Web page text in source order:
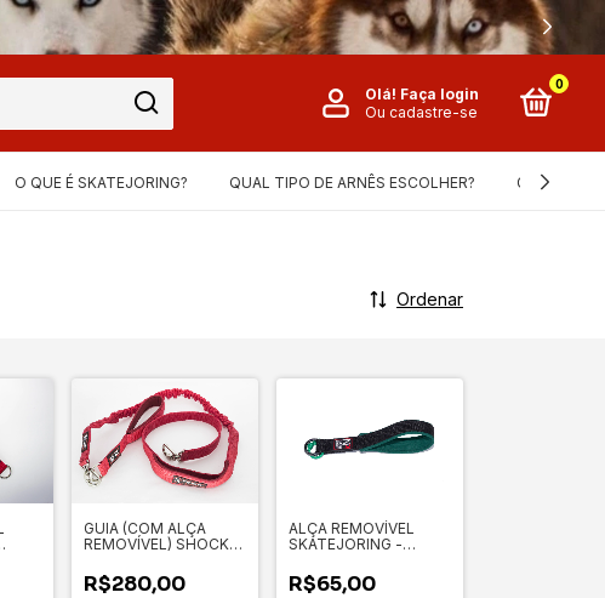
Olá! Faça login
Ou cadastre-se
0
O QUE É SKATEJORING? QUAL TIPO DE ARNÊS ESCOLHER? GUIA DE
Ordenar
GUIA (COM ALÇA
REMOVÍVEL) SHOCK
R$280,00
ALÇA REMOVÍVEL
SKATEJORING -
R$65,00